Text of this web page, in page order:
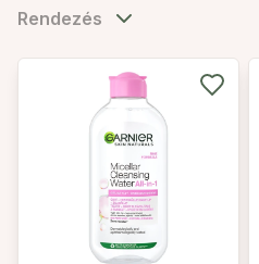
Rendezés